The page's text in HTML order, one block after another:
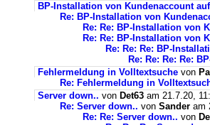
BP-Installation von Kundenaccount
Re: BP-Installation von
Re: Re: BP-Installation von
Re: Re: BP-Installation von
Re: Re: Re: BP-
Re: Re: Re: Re:
Fehlermeldung in Volltextsuche von
Re: Fehlermeldung in
Server down.. von Det63 am 21.7.20,
Re: Server down.. von Sander am
Re: Re: Server down.. von